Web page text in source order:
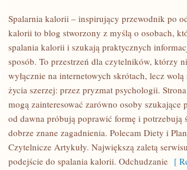
NOWINKI
TRENDY
ODCHUDZANIU
Spalarnia kalorii – inspirujący przewodnik po
kalorii to blog stworzony z myślą o osobach,
spalania kalorii i szukają praktycznych
sposób. To przestrzeń dla czytelników, którzy
wyłącznie na internetowych skrótach, lecz
życia szerzej: przez pryzmat psychologii.
mogą zainteresować zarówno osoby szukające
od dawna próbują poprawić formę i potrzebują
dobrze znane zagadnienia. Polecam Diety i
Czytelnicze Artykuły. Największą zaletą
podejście do spalania kalorii. Odchudzanie [